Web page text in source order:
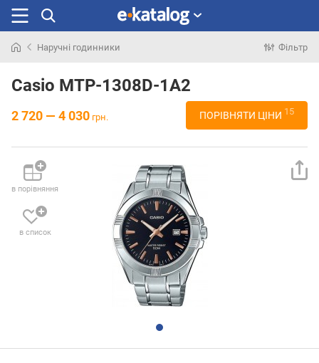
раніше
Наручні годинники Фільтр
Casio MTP-1308D-1A2
2 720 — 4 030 грн. ПОРІВНЯТИ ЦІНИ 15
в порівняння
в список